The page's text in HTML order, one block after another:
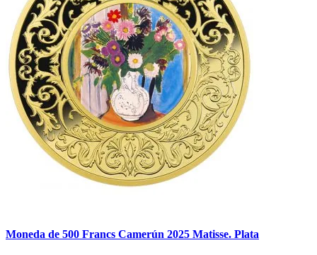
Moneda de 500 Francs Camerún 2025 Matisse. Plata